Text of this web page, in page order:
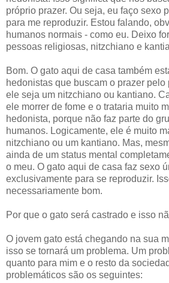
próprio prazer. Ou seja, eu faço sexo
para me reproduzir. Estou falando,
humanos normais - como eu. Deixo
pessoas religiosas, nitzchiano e
Bom. O gato aqui de casa também
hedonistas que buscam o prazer pelo
ele seja um nitzchiano ou kantiano.
ele morrer de fome e o trataria muito
hedonista, porque não faz parte do
humanos. Logicamente, ele é muito
nitzchiano ou um kantiano. Mas,
ainda de um status mental
o meu. O gato aqui de casa faz sexo
exclusivamente para se reproduzir.
necessariamente bom.
Por que o gato será castrado e isso
O jovem gato está chegando na sua
isso se tornará um problema. Um
quanto para mim e o resto da
problemáticos são os seguintes: